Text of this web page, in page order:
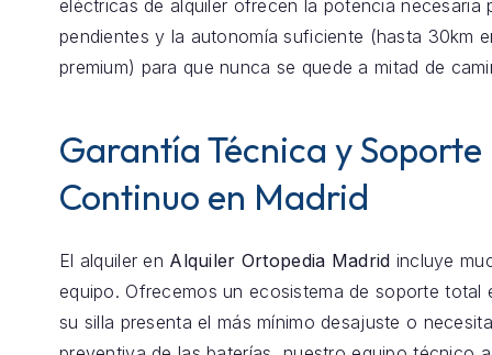
eléctricas de alquiler ofrecen la potencia necesaria
pendientes y la autonomía suficiente (hasta 30km
premium) para que nunca se quede a mitad de
Garantía Técnica y Soporte
Continuo en Madrid
El alquiler en Alquiler Ortopedia Madrid incluye
equipo. Ofrecemos un ecosistema de soporte total
su silla presenta el más mínimo desajuste o